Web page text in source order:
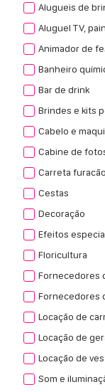
Alugueis de
Aluguel TV,
Animador de
Banheiro
Bar de drink
Brindes e kits
Cabelo e
Cabine de
Carreta furacão
Cestas
Decoração
Efeitos
Floricultura
Fornecedores
Fornecedores
Locação de
Locação de
Locação de
Som e